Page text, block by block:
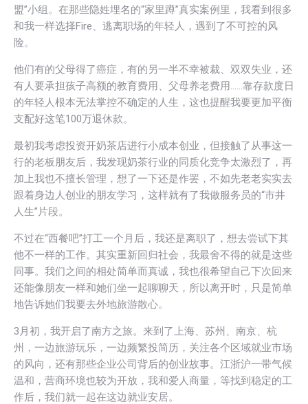
盟”小组。在那些隐姓埋名的“家里蹲”真实案例里，我看到很多
和我一样选择Fire、逃离职场的年轻人，遇到了不可控的风
险。
他们有的父母得了癌症，有的另一半不幸被裁、双双失业，还
有人要承担孩子高额的教育费用、父母养老费用……靠存款度日
的年轻人根本无法掌控不确定的人生，这也提醒我要更加平衡
支配好这笔100万退休款。
最初我考虑投资开奶茶店进行小成本创业，但接触了从事这一
行的老板朋友后，我发现奶茶行业的同质化竞争太激烈了，再
加上我也不擅长管理，想了一下还是作罢，不如先老老实实去
跟着身边人创业的朋友学习，这样就有了我做服务员的“市井
人生”片段。
不过在“西餐吧”打工一个月后，我还是离职了，想去尝试下其
他不一样的工作。其实重新回归社会，我最舍不得的就是这些
同事。我们之间的相处简单而真诚，我也很希望自己下次回来
还能像朋友一样和她们坐一起聊聊天，所以离开时，只是简单
地告诉她们我要去外地旅游散心。
3月初，我开启了南方之旅。来到了上海、苏州、南京、杭
州，一边旅游玩乐，一边频繁投简历，关注各个区域就业市场
的风向，还有那些企业公司背后的创业故事。江浙沪一带气候
温和，营商环境也较为开放，我和爱人商量，等找到稳定的工
作后，我们就一起在这边就业安居。